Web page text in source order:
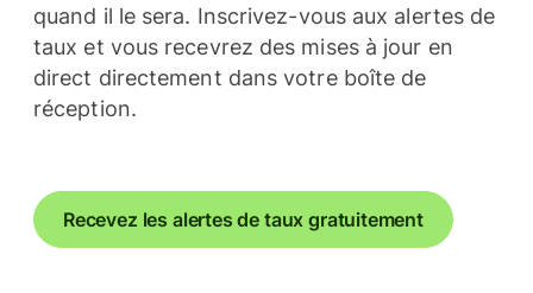
quand il le sera. Inscrivez-vous aux alertes de
taux et vous recevrez des mises à jour en
direct directement dans votre boîte de
réception.
Recevez les alertes de taux gratuitement